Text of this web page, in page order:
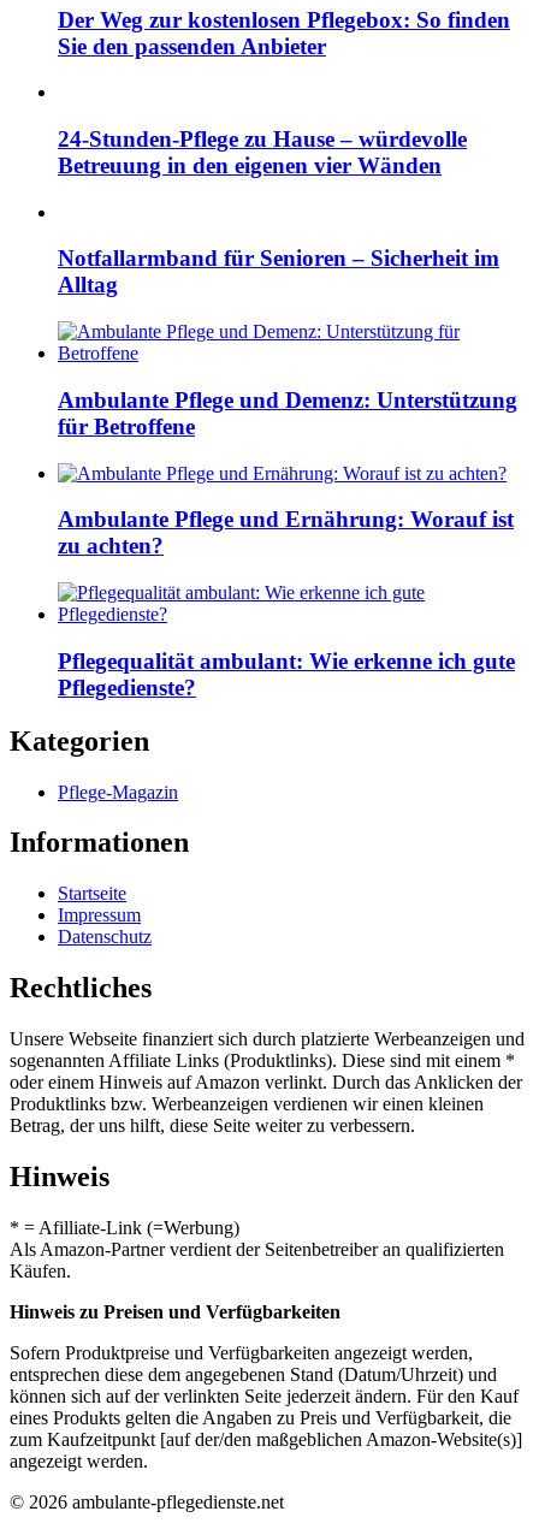
Der Weg zur kostenlosen Pflegebox: So finden
Sie den passenden Anbieter
24-Stunden-Pflege zu Hause – würdevolle
Betreuung in den eigenen vier Wänden
Notfallarmband für Senioren – Sicherheit im
Alltag
Ambulante Pflege und Demenz: Unterstützung
für Betroffene
Ambulante Pflege und Ernährung: Worauf ist
zu achten?
Pflegequalität ambulant: Wie erkenne ich gute
Pflegedienste?
Kategorien
Pflege-Magazin
Informationen
Startseite
Impressum
Datenschutz
Rechtliches
Unsere Webseite finanziert sich durch platzierte Werbeanzeigen und
sogenannten Affiliate Links (Produktlinks). Diese sind mit einem *
oder einem Hinweis auf Amazon verlinkt. Durch das Anklicken der
Produktlinks bzw. Werbeanzeigen verdienen wir einen kleinen
Betrag, der uns hilft, diese Seite weiter zu verbessern.
Hinweis
* = Afilliate-Link (=Werbung)
Als Amazon-Partner verdient der Seitenbetreiber an qualifizierten
Käufen.
Hinweis zu Preisen und Verfügbarkeiten
Sofern Produktpreise und Verfügbarkeiten angezeigt werden,
entsprechen diese dem angegebenen Stand (Datum/Uhrzeit) und
können sich auf der verlinkten Seite jederzeit ändern. Für den Kauf
eines Produkts gelten die Angaben zu Preis und Verfügbarkeit, die
zum Kaufzeitpunkt [auf der/den maßgeblichen Amazon-Website(s)]
angezeigt werden.
© 2026 ambulante-pflegedienste.net